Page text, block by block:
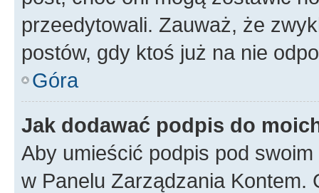
przeedytowali. Zauważ, że
postów, gdy ktoś już na nie
Góra
Jak dodawać podpis do
Aby umieścić podpis pod
w Panelu Zarządzania